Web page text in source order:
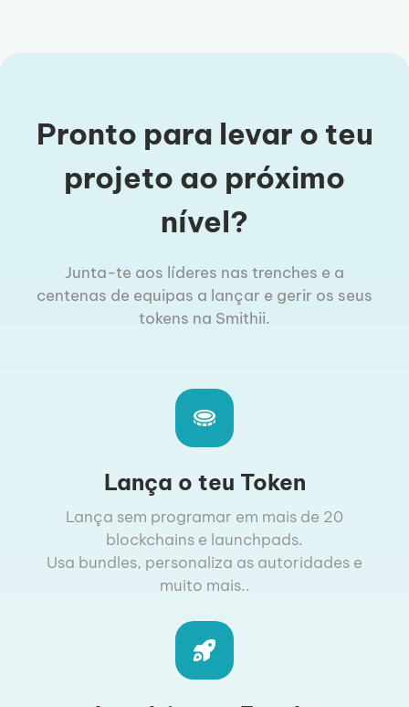
Pronto para levar o teu
projeto ao próximo
nível?
Junta-te aos líderes nas trenches e a
centenas de equipas a lançar e gerir os seus
tokens na Smithii.
Lança o teu Token
Lança sem programar em mais de 20
blockchains e launchpads.
Usa bundles, personaliza as autoridades e
muito mais..